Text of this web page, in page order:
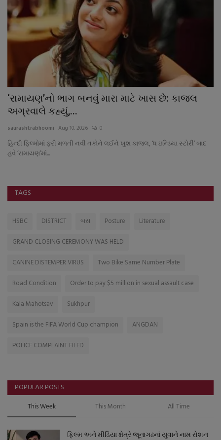
‘રામાયણ’નો ભાગ બનવું મારા માટે ખાસ છે: કાજલ
અગ્રવાલે કહ્યું,...
saurashtrabhoomi Aug 10, 2026 0
હિન્દી ફિલ્મોમાં ફરી મળતી નવી તકોને લઈને ખુશ કાજલ, ‘ધ ઇન્ડિયા સ્ટોરી’ બાદ
હવે ‘રામાયણ’માં...
TAGS
HSBC DISTRICT બસ Posture
Literature
GRAND CLOSING CEREMONY WAS HELD
CANINE DISTEMPER VIRUS
Two Bike Same Number Plate
Road Condition
Order to pay $5 million in sexual assault case
Kala Mahotsav
Sukhpur
Spain is the FIFA World Cup champion
ANGDAN
POLICE COMPLAINT FILED
POPULAR POSTS
This Week This Month All Time
ફિલ્મ અને મીડિયા ક્ષેત્રે જૂનાગઢનાં યુવાને નામ રોશન